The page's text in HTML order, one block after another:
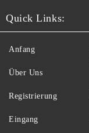
Quick Links:
Anfang
Über Uns
Registrierung
Eingang